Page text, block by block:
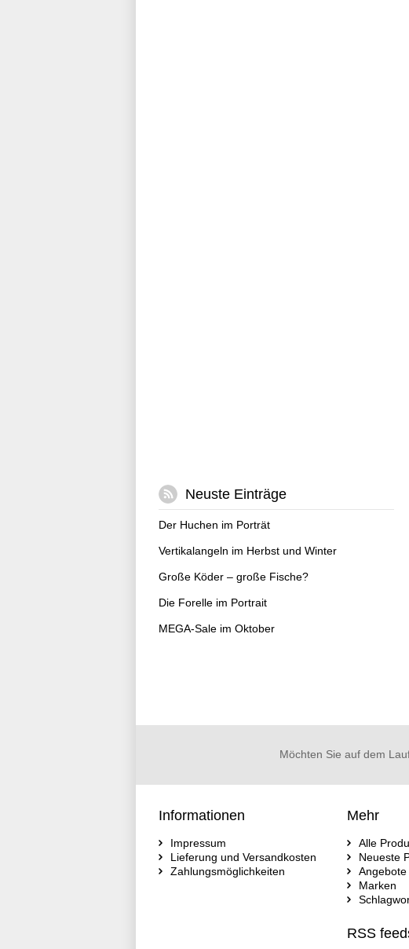
Neuste Einträge
Der Huchen im Porträt
Vertikalangeln im Herbst und Winter
Große Köder – große Fische?
Die Forelle im Portrait
MEGA-Sale im Oktober
Möchten Sie auf dem
Informationen
Impressum
Lieferung und Versandkosten
Zahlungsmöglichkeiten
Mehr
Alle
Neueste
Angebote
Marken
RSS